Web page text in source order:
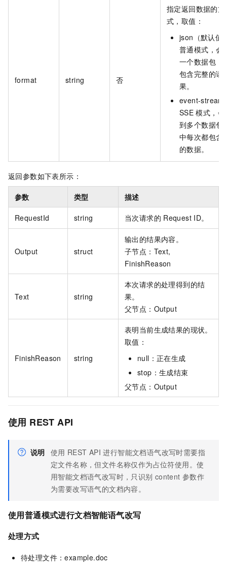
format string 否
指定返回数据的方
式，取值：
json（默认值
普通模式，会
一个数据包，
包含完整的请
果。
event-stream
SSE 模式，会
到多个数据包
中每次都包含
的数据。
返回参数如下表所示：
参数 类型 描述
RequestId string 当次请求的 Request ID。
Output struct
输出的结果内容。
子节点：Text,
FinishReason
Text string
本次请求的处理得到的结
果。
父节点：Output
FinishReason string
表明当前生成结果的现状。
取值：
null：正在生成
stop：生成结束
父节点：Output
使用 REST API
说明 使用 REST API 进行智能文档语气改写时需要指
定文件名称，但文件名称仅作为占位符使用。使
用智能文档语气改写时，只识别 content 参数作
为需要改写语气的文档内容。
使用普通模式进行文档智能语气改写
处理方式
待处理文件：example.doc